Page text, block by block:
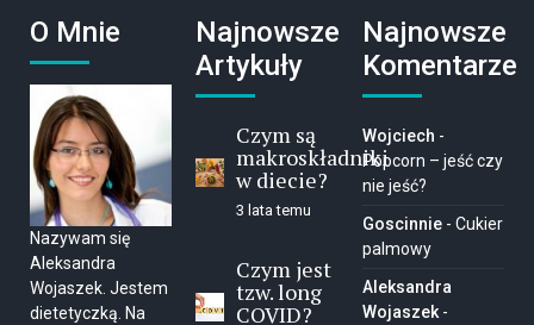
O Mnie
Nazywam się
Aleksandra
Wojaszek. Jestem
dietetyczką. Na
Najnowsze
Artykuły
Czym są
makroskładniki
w diecie?
3 lata temu
Czym jest
tzw. long
COVID?
Najnowsze
Komentarze
Wojciech -
Popcorn – jeść czy
nie jeść?
Goscinnie- Cukier
palmowy
Aleksandra
Wojaszek-